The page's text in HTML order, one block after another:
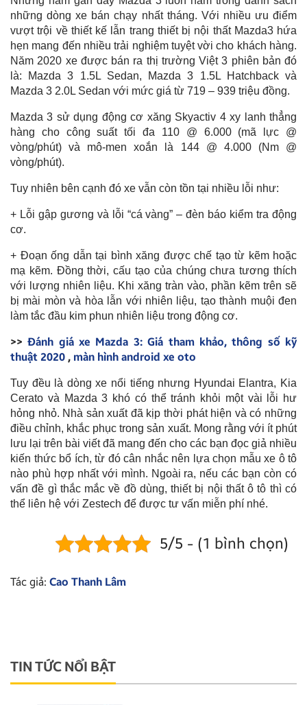
những dòng xe bán chạy nhất tháng. Với nhiều ưu điểm
vượt trội về thiết kế lẫn trang thiết bị nội thất Mazda3 hứa
hẹn mang đến nhiều trải nghiệm tuyệt vời cho khách hàng.
Năm 2020 xe được bán ra thị trường Việt 3 phiên bản đó
là: Mazda 3 1.5L Sedan, Mazda 3 1.5L Hatchback và
Mazda 3 2.0L Sedan với mức giá từ 719 – 939 triệu đồng.
Mazda 3 sử dụng động cơ xăng Skyactiv 4 xy lanh thẳng
hàng cho công suất tối đa 110 @ 6.000 (mã lực @
vòng/phút) và mô-men xoắn là 144 @ 4.000 (Nm @
vòng/phút).
Tuy nhiên bên cạnh đó xe vẫn còn tồn tại nhiều lỗi như:
+ Lỗi gập gương và lỗi “cá vàng” – đèn báo kiểm tra động
cơ.
+ Đoạn ống dẫn tại bình xăng được chế tạo từ kẽm hoặc
mạ kẽm. Đồng thời, cấu tạo của chúng chưa tương thích
với lượng nhiên liệu. Khi xăng tràn vào, phần kẽm trên sẽ
bị mài mòn và hòa lẫn với nhiên liệu, tạo thành muội đen
làm tắc đầu kim phun nhiên liệu trong động cơ.
>>Đánh giá xe Mazda 3: Giá tham khảo, thông số kỹ
thuật 2020 , màn hình android xe oto
Tuy đều là dòng xe nổi tiếng nhưng Hyundai Elantra, Kia
Cerato và Mazda 3 khó có thể tránh khỏi một vài lỗi hư
hỏng nhỏ. Nhà sản xuất đã kịp thời phát hiện và có những
điều chỉnh, khắc phục trong sản xuất. Mong rằng với ít phút
lưu lại trên bài viết đã mang đến cho các bạn đọc giả nhiều
kiến thức bổ ích, từ đó cân nhắc nên lựa chọn mẫu xe ô tô
nào phù hợp nhất với mình. Ngoài ra, nếu các bạn còn có
vấn đề gì thắc mắc về đồ dùng, thiết bị nội thất ô tô thì có
thể liên hệ với Zestech để được tư vấn miễn phí nhé.
5/5 - (1 bình chọn)
Tác giả: Cao Thanh Lâm
TIN TỨC NỔI BẬT